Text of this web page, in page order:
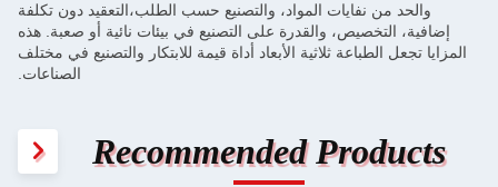
والحد من نفايات المواد، والتصنيع حسب الطلب،التعقيد دون تكلفة
إضافية، التخصيص، والقدرة على التصنيع في بيئات نائية أو صعبة. هذه
المزايا تجعل الطباعة ثلاثية الأبعاد أداة قيمة للابتكار والتصنيع في مختلف
الصناعات.
Recommended Products